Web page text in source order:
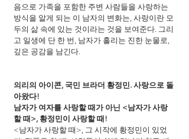
음으로 가족을 포함한 주변 사람들을 사랑하는
방식을 알게 되는 이 남자의 변화는, 사랑이란 모
두의 삶 속에 있는 것이라는 것을 보여준다. 그리
고 일생에 단 한 번, 남자가 흘리는 진한 눈물로,
깊은 공감을 남긴다.
의리의 아이콘, 국민 브라더 황정민. 사랑으로 돌
아왔다!
남자가 여자를 사랑할 때가 아닌 <남자가 사랑
할 때>, 황정민이 사랑할 때!
<남자가 사랑할 때>, 그 시작에 황정민이 있었